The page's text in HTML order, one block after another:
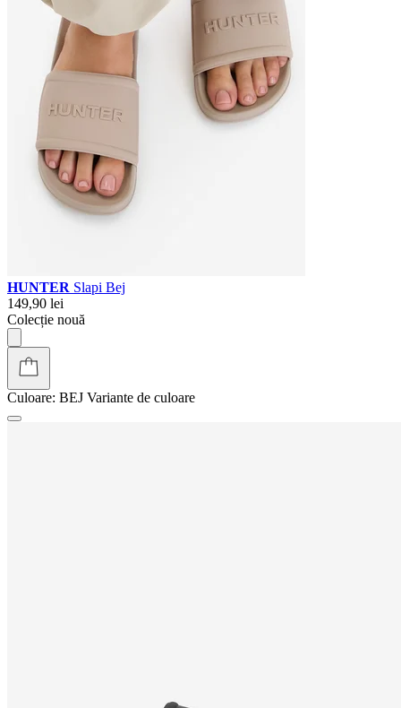
HUNTER Slapi Bej
149,90 lei
Colecție nouă
Culoare: BEJ Variante de culoare